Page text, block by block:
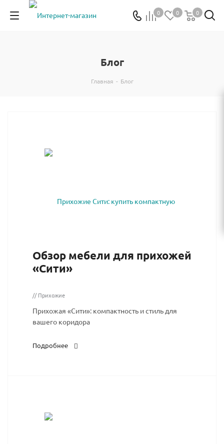
0 0 0
Блог
Главная - Блог
Обзор мебели для прихожей
«Сити»
// Прихожие
Прихожая «Сити»: компактность и стиль для
вашего коридора
Подробнее